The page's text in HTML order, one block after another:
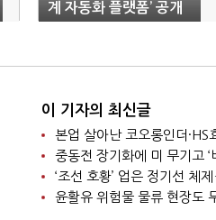
계 자동화 플랫폼’ 공개
이 기자의 최신글
본업 살아난 코오롱인더
중동전 장기화에 미 무기고 ‘
‘조선 호황’ 업은 정기선 체
윤활유 위험물 물류 현장도